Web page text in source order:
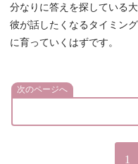
分なりに答えを探している
彼が話したくなるタイミン
に育っていくはずです。
次のページへ
1